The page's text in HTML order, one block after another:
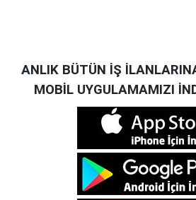
ANLIK BÜTÜN İŞ
MOBİL UYGULAMAMIZI